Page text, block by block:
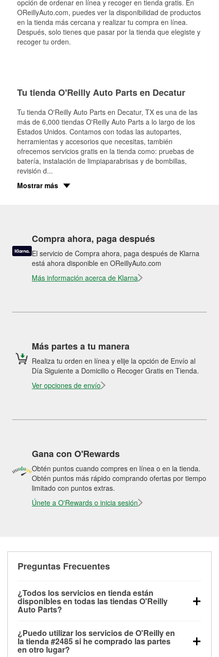
opción de ordenar en línea y recoger en tienda gratis. En
OReillyAuto.com, puedes ver la disponibilidad de productos
en la tienda más cercana y realizar tu compra en línea.
Después, solo tienes que pasar por la tienda que elegiste y
recoger tu orden.
Tu tienda O'Reilly Auto Parts en Decatur
Tu tienda O'Reilly Auto Parts en Decatur, TX es una de las
más de 6,000 tiendas O'Reilly Auto Parts a lo largo de los
Estados Unidos. Contamos con todas las autopartes,
herramientas y accesorios que necesitas, también
ofrecemos servicios gratis en la tienda como: pruebas de
batería, instalación de limpiaparabrisas y de bombillas,
revisión d...
Mostrar más
Compra ahora, paga después
El servicio de Compra ahora, paga después de Klarna
está ahora disponible en OReillyAuto.com
Más información acerca de Klarna
Más partes a tu manera
Realiza tu orden en línea y elije la opción de Envío al
Día Siguiente a Domicilio o Recoger Gratis en Tienda.
Ver opciones de envío
Gana con O'Rewards
Obtén puntos cuando compres en línea o en la tienda.
Obtén puntos más rápido comprando ofertas por tiempo
limitado con puntos extras.
Únete a O'Rewards o inicia sesión
Preguntas Frecuentes
¿Todos los servicios en tienda están
disponibles en todas las tiendas O'Reilly
Auto Parts?
las pruebas de batería, pruebas de alternador y
motor de arranque, revisión de la luz “Check Engine”
¿Puedo utilizar los servicios de O'Reilly en
la tienda #2485 si he comprado las partes
en otro lugar?